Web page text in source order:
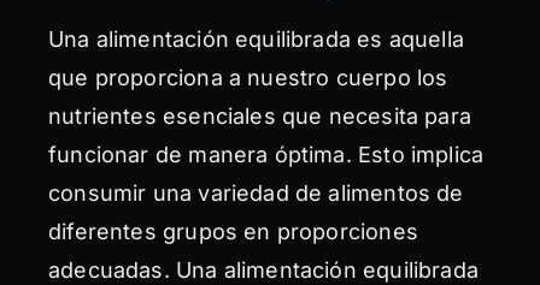
Una alimentación equilibrada es aquella
que proporciona a nuestro cuerpo los
nutrientes esenciales que necesita para
funcionar de manera óptima. Esto implica
consumir una variedad de alimentos de
diferentes grupos en proporciones
adecuadas. Una alimentación equilibrada